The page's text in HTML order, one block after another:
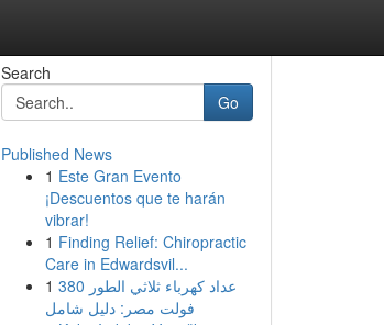
Search
Go
Published News
1 Este Gran Evento
¡Descuentos que te harán
vibrar!
1 Finding Relief: Chiropractic
Care in Edwardsvil...
1 عداد كهرباء ثلاثي الطور 380
فولت مصر: دليل شامل